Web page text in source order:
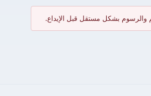
والرسوم بشكل مستقل قبل الإيداع.